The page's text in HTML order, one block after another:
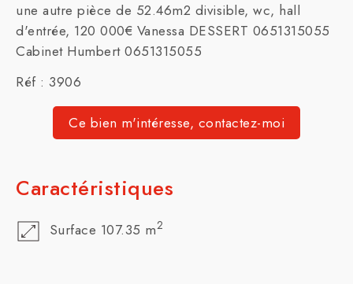
une autre pièce de 52.46m2 divisible, wc, hall
d'entrée, 120 000€ Vanessa DESSERT 0651315055
Cabinet Humbert 0651315055
Réf : 3906
Ce bien m'intéresse, contactez-moi
Caractéristiques
Surface 107.35 m2